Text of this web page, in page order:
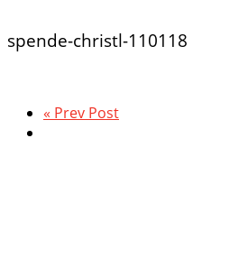
spende-christl-110118
« Prev Post